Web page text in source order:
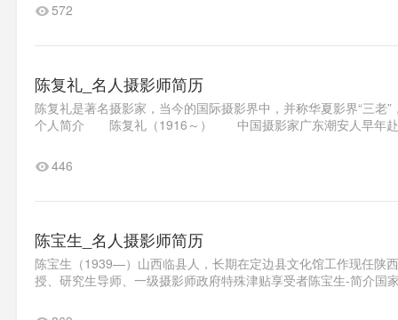
572
陈复礼_名人摄影师简历
陈复礼是著名摄影家，当今的国际摄影界中，并称华夏影界“三
个人简介 陈复礼（1916～） 中国摄影家广东潮安人早年赴
446
陈宝生_名人摄影师简历
陈宝生（1939—）山西临县人，长期在定边县文化馆工作现任陕
授、研究生导师、一级摄影师政府特殊津贴享受者陈宝生-简介国